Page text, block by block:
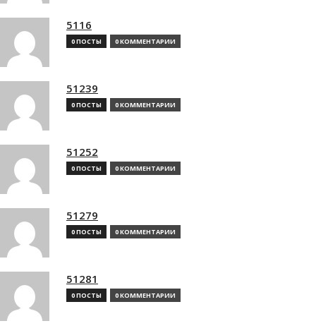
5116
0 ПОСТЫ 0 КОММЕНТАРИИ
51239
0 ПОСТЫ 0 КОММЕНТАРИИ
51252
0 ПОСТЫ 0 КОММЕНТАРИИ
51279
0 ПОСТЫ 0 КОММЕНТАРИИ
51281
0 ПОСТЫ 0 КОММЕНТАРИИ